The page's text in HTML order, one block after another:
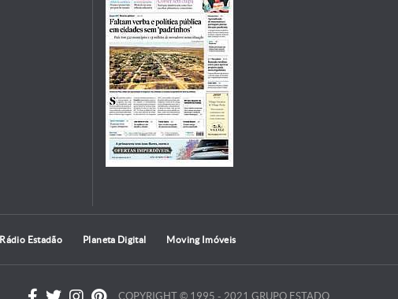
Rádio Estadão Planeta Digital Moving Imóveis
COPYRIGHT © 1995 - 2021 GRUPO ESTADO